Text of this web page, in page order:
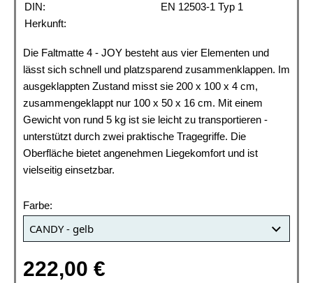
DIN:
EN 12503-1 Typ 1
Herkunft:
Die Faltmatte 4 - JOY besteht aus vier Elementen und
lässt sich schnell und platzsparend zusammenklappen. Im
ausgeklappten Zustand misst sie 200 x 100 x 4 cm,
zusammengeklappt nur 100 x 50 x 16 cm. Mit einem
Gewicht von rund 5 kg ist sie leicht zu transportieren -
unterstützt durch zwei praktische Tragegriffe. Die
Oberfläche bietet angenehmen Liegekomfort und ist
vielseitig einsetzbar.
Farbe:
222,00 €